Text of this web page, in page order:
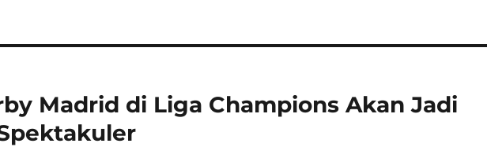
Madrid di Liga Champions Akan Jadi